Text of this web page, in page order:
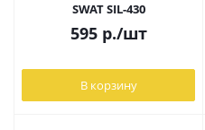
SWAT SIL-430
595р./шт
В корзину